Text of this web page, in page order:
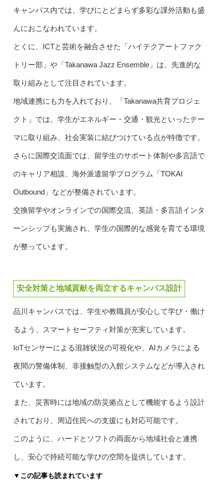
キャンパス内では、学びにとどまらず多彩な課外活動も盛
んにおこなわれています。
とくに、ICTと芸術を融合させた「ハイテクアートファク
トリー部」や「Takanawa Jazz Ensemble」は、先進的な
取り組みとして注目されています。
地域連携にも力を入れており、「Takanawa共育プロジェ
クト」では、学生がエネルギー・交通・観光といったテー
マに取り組み、社会実装に結びつけている点が特徴です。
さらに国際交流面では、留学生のサポート体制や多言語で
のキャリア相談、海外派遣留学プログラム「TOKAI
Outbound」などが整備されています。
交換留学やオンラインでの国際交流、英語・多言語インタ
ーンシップも実施され、学生の国際的な感覚を育てる環境
が整っています。
安全対策と地域貢献を両立するキャンパス設計
品川キャンパスでは、学生や教職員が安心して学び・働け
るよう、スマートセーフティ対策が充実しています。
IoTセンサーによる混雑状況の可視化や、AIカメラによる
夜間の警備体制、非接触型の入館システムなどが導入され
ています。
また、災害時には地域の防災拠点として機能するよう設計
されており、周辺住民への支援にも対応可能です。
このように、ハードとソフトの両面から地域社会と連携
し、安心で持続可能な学びの空間を提供しています。
▼この記事も読まれています